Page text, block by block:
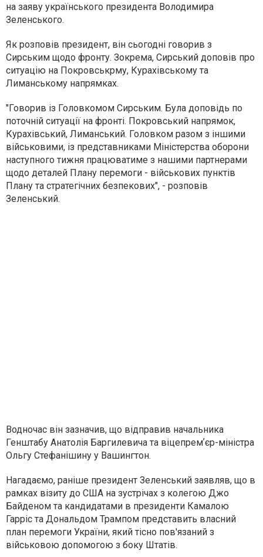
на заяву українського президента Володимира
Зеленського.
Як розповів президент, він сьогодні говорив з
Сирським щодо фронту. Зокрема, Сирський доповів про
ситуацію на Покровськрму, Курахівському та
Лиманському напрямках.
"Говорив із Головкомом Сирським. Була доповідь по
поточній ситуації на фронті. Покровський напрямок,
Курахівський, Лиманський. Головком разом з іншими
військовими, із представниками Міністерства оборони
наступного тижня працюватиме з нашими партнерами
щодо деталей Плану перемоги - військових пунктів
Плану та стратегічних безпекових", - розповів
Зеленський.
Водночас він зазначив, що відправив начальника
Генштабу Анатолія Баргилевича та віцепремʼєр-міністра
Ольгу Стефанішину у Вашингтон.
Нагадаємо, раніше президент Зеленський заявляв, що в
рамках візиту до США на зустрічах з колегою Джо
Байденом та кандидатами в президенти Камалою
Гарріс та Дональдом Трампом представить власний
план перемоги України, який тісно пов'язаний з
військовою допомогою з боку Штатів.